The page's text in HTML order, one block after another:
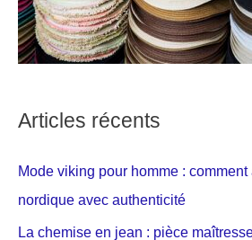
Articles récents
Mode viking pour homme :
nordique avec authenticité
La chemise en jean : pièce